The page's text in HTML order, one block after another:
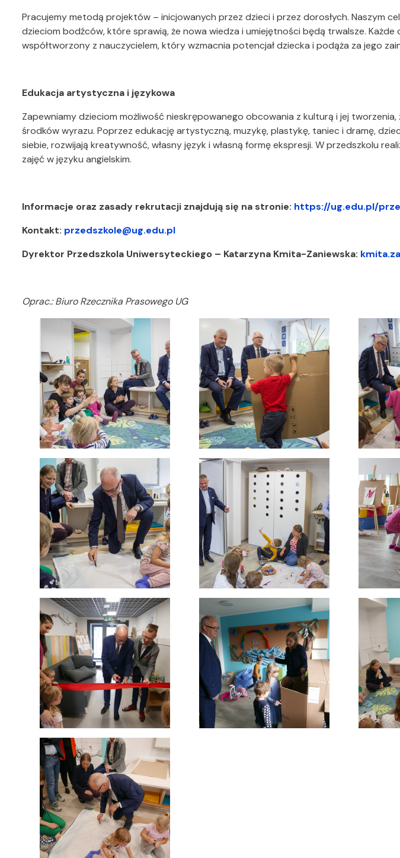
Pracujemy metodą projektów – inicjowanych przez dzieci i przez dorosłych. Naszym
dzieciom bodźców, które sprawią, że nowa wiedza i umiejętności będą trwalsze. Każde
współtworzony z nauczycielem, który wzmacnia potencjał dziecka i podąża za jego
Edukacja artystyczna i językowa
Zapewniamy dzieciom możliwość nieskrępowanego obcowania z kulturą i jej
środków wyrazu. Poprzez edukację artystyczną, muzykę, plastykę, taniec i dramę,
siebie, rozwijają kreatywność, własny język i własną formę ekspresji. W przedszkolu
zajęć w języku angielskim.
Informacje oraz zasady rekrutacji znajdują się na stronie: https://ug.edu.pl/
Kontakt: przedszkole@ug.edu.pl
Dyrektor Przedszkola Uniwersyteckiego – Katarzyna Kmita-Zaniewska:
Oprac.: Biuro Rzecznika Prasowego UG